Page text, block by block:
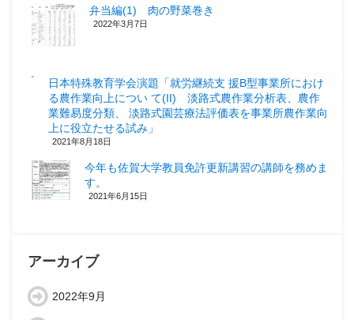
弁当編(1) 肉の野菜巻き
2022年3月7日
日本特殊教育学会演題「就労継続支 援B型事業所におけ
る農作業向上につい て(II) 淡路式農作業分析表、農作
業難易度分類、 淡路式園芸療法評価表を事業所農作業向
上に役立たせる試み」
2021年8月18日
今年も佐賀大学教員免許更新講習の講師を務めま
す。
2021年6月15日
アーカイブ
2022年9月